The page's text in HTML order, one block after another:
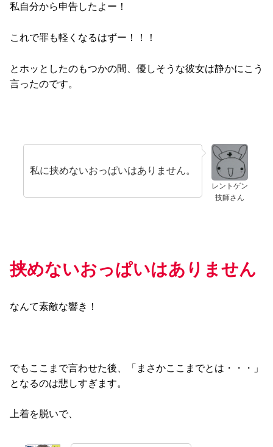
私自分から申告したよー！
これで罪も軽くなるはずー！！！
とホッとしたのもつかの間、優しそうな彼女は静かにこう
言ったのです。
レントゲン
技師さん
私に挟めないおっぱいはありません。
挟めないおっぱいはありません
なんて素敵な響き！
でもここまで言わせた後、「まさかここまでとは・・・」
となるのは悲しすぎます。
上着を脱いで、